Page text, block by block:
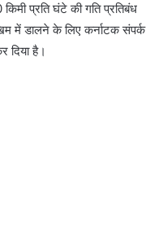
प्रति घंटे की गति प्रतिबंध
में डालने के लिए कर्नाटक संपर्क
दिया है।